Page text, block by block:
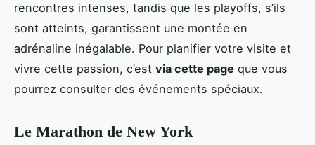
rencontres intenses, tandis que les playoffs, s’ils
sont atteints, garantissent une montée en
adrénaline inégalable. Pour planifier votre visite et
vivre cette passion, c’est via cette page que vous
pourrez consulter des événements spéciaux.
Le Marathon de New York